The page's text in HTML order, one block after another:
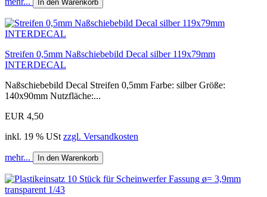
In den Warenkorb
Streifen 0,5mm Naßschiebebild Decal silber 119x79mm
INTERDECAL
Naßschiebebild Decal Streifen 0,5mm Farbe: silber Größe:
140x90mm Nutzfläche:...
EUR 4,50
inkl. 19 % USt zzgl. Versandkosten
mehr... In den Warenkorb